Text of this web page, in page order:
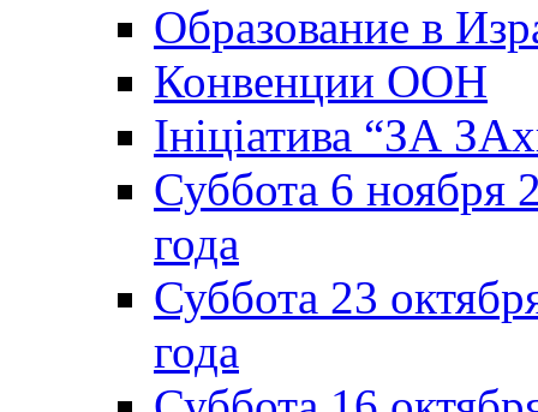
Образование в
Конвенции ООН
Ініціатива “ЗА
Суббота 6 ноября
года
Суббота 23
года